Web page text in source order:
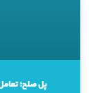
پل صلح؛